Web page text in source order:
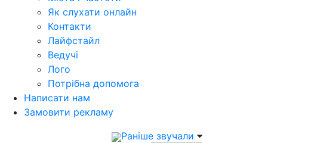
Як слухати онлайн
Контакти
Лайфстайл
Ведучі
Лого
Потрібна допомога
Написати нам
Замовити рекламу
Раніше звучали